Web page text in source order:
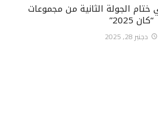
الجولة الثانية من مجموعات
“كان 2025”
دجنبر 28, 2025